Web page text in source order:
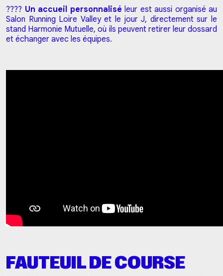
???? Un accueil personnalisé leur est aussi organisé au
Salon Running Loire Valley et le jour J, directement sur le
stand Harmonie Mutuelle, où ils peuvent retirer leur dossard
et échanger avec les équipes.
FAUTEUIL DE COURSE